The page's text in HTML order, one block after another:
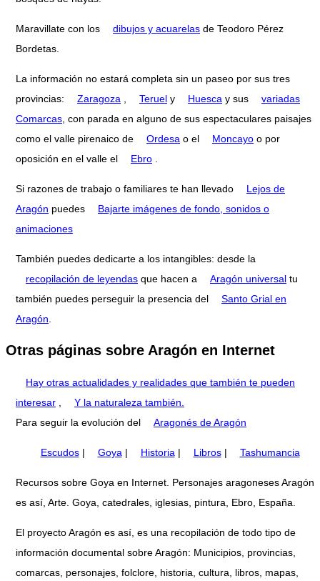
Maravillate con los dibujos y acuarelas de Teodoro Pérez
Bordetas.
La información no estará completa sin un paseo por sus tres
provincias:
Zaragoza Teruel y Huesca y sus
variadas
Comarcas , con parada en alguno de sus espectaculares paisajes
como el valle pirenaico de
Ordesa o el Moncayo o por
oposición en el valle el
Ebro
Si razones de trabajo o familiares te han llevado
Lejos de
Aragón puedes
Bajarte imágenes de fondo, sonidos o
animaciones
También puedes dedicarte a los intangibles: desde la
recopilación de leyendas que hacen a Aragón universal tu
también puedes perseguir la presencia del
Santo Grial en
Aragón
Otras páginas sobre Aragón en Internet
Hay otras actualidades y realidades que también te pueden
interesar
Y la naturaleza también.
Para seguir la evolución del
Aragonés de Aragón
Escudos| Goya | Historia | Libros| Tashumancia
Recursos sobre Goya en Internet. Personajes aragoneses Aragón
es así, Arte. Goya, catedrales, iglesias, pintura, Ebro, España.
El proyecto Aragón es así, es una recopilación de todo tipo de
información documental sobre Aragón: Municipios, provincias,
comarcas, personajes, folclore, historia, cultura, libros, mapas,